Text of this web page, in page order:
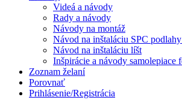
Videá a návody
Rady a návody
Návody na montáž
Návod na inštaláciu SPC
Návod na inštaláciu líšt
Inšpirácie a návody samolepiace
Zoznam želaní
Porovnať
Prihlásenie/Registrácia